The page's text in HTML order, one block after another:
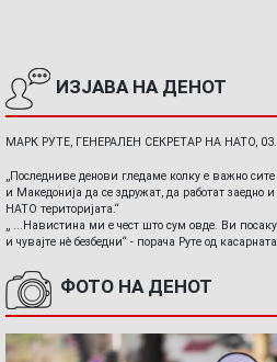
ИЗЈАВА НА ДЕНОТ
МАРК РУТЕ, ГЕНЕРАЛЕН СЕКРЕТАР НА НАТО,
„Последниве денови гледаме колку е важно
и Македонија да се здружат, да работат заедно
НАТО територијата.“
„ ...Навистина ми е чест што сум овде. Ви
и чувајте нè безбедни“ - порача Руте од
ФОТО НА ДЕНОТ